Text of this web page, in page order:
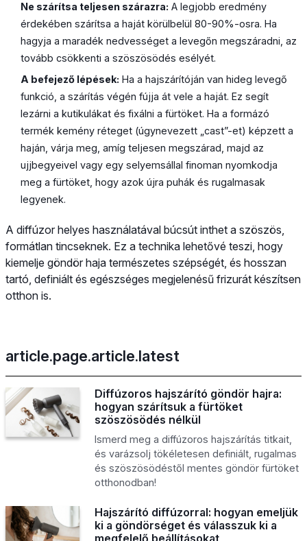
Ne szárítsa teljesen szárazra: A legjobb eredmény
érdekében szárítsa a haját körülbelül 80-90%-osra. Ha
hagyja a maradék nedvességet a levegőn megszáradni, az
tovább csökkenti a szöszösödés esélyét.
A befejező lépések: Ha a hajszárítóján van hideg levegő
funkció, a szárítás végén fújja át vele a haját. Ez segít
lezárni a kutikulákat és fixálni a fürtöket. Ha a formázó
termék kemény réteget (úgynevezett „cast”-et) képzett a
haján, várja meg, amíg teljesen megszárad, majd az
ujjbegyeivel vagy egy selyemsállal finoman nyomkodja
meg a fürtöket, hogy azok újra puhák és rugalmasak
legyenek.
A diffúzor helyes használatával búcsút inthet a szöszös,
formátlan tincseknek. Ez a technika lehetővé teszi, hogy
kiemelje göndör haja természetes szépségét, és hosszan
tartó, definiált és egészséges megjelenésű frizurát készítsen
otthon is.
article.page.article.latest
Diffúzoros hajszárító göndör hajra:
hogyan szárítsuk a fürtöket
szöszösödés nélkül
Ismerd meg a diffúzoros hajszárítás titkait,
és varázsolj tökéletesen definiált, rugalmas
és szöszösödéstől mentes göndör fürtöket
otthonodban!
Hajszárító diffúzorral: hogyan emeljük
ki a göndörséget és válasszuk ki a
megfelelő beállításokat